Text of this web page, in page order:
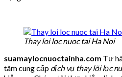
Thay loi loc nuoc tai Ha Noi
suamaylocnuoctainha.com Tự
tâm cung cấp dịch vụ thay lõi lọc